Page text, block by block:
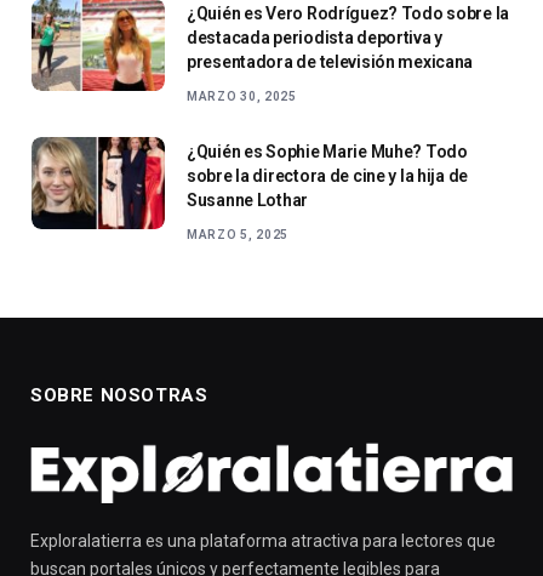
¿Quién es Vero Rodríguez? Todo sobre la
destacada periodista deportiva y
presentadora de televisión mexicana
MARZO 30, 2025
¿Quién es Sophie Marie Muhe? Todo
sobre la directora de cine y la hija de
Susanne Lothar
MARZO 5, 2025
SOBRE NOSOTRAS
Exploralatierra es una plataforma atractiva para lectores que
buscan portales únicos y perfectamente legibles para